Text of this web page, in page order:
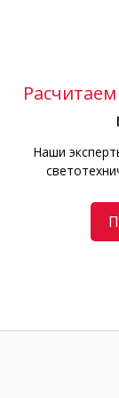
Расчитаем
Наши